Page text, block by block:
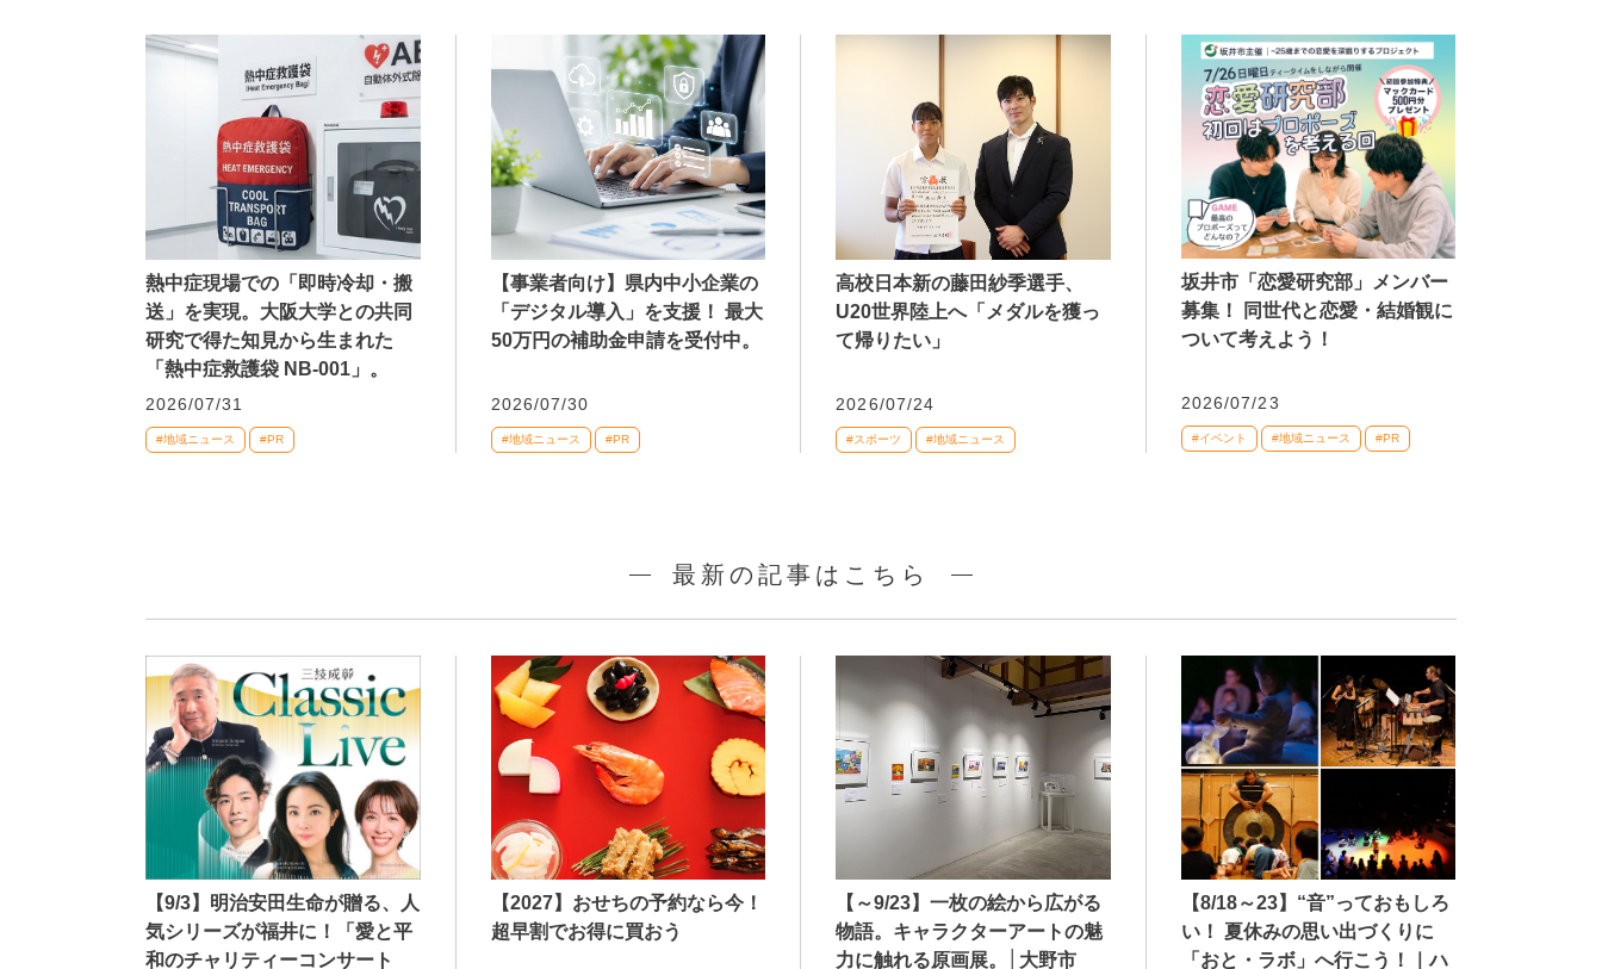
熱中症現場での「即時冷却・搬
送」を実現。大阪大学との共同
研究で得た知見から生まれた
「熱中症救護袋 NB-001」。
2026/07/31
#地域ニュース #PR
【事業者向け】県内中小企業の
「デジタル導入」を支援！ 最大
50万円の補助金申請を受付中。
2026/07/30
#地域ニュース #PR
高校日本新の藤田紗季選手、
U20世界陸上へ「メダルを獲っ
て帰りたい」
2026/07/24
#スポーツ #地域ニュース
坂井市「恋愛研究部」メンバー
募集！ 同世代と恋愛・結婚観に
ついて考えよう！
2026/07/23
#イベント #地域ニュース #PR
最新の記事はこちら
【9/3】明治安田生命が贈る、人
気シリーズが福井に！「愛と平
和のチャリティーコンサート
【2027】おせちの予約なら今！
超早割でお得に買おう
【～9/23】一枚の絵から広がる
物語。キャラクターアートの魅
力に触れる原画展。│大野市
【8/18～23】“音”っておもしろ
い！ 夏休みの思い出づくりに
「おと・ラボ」へ行こう！｜ハ